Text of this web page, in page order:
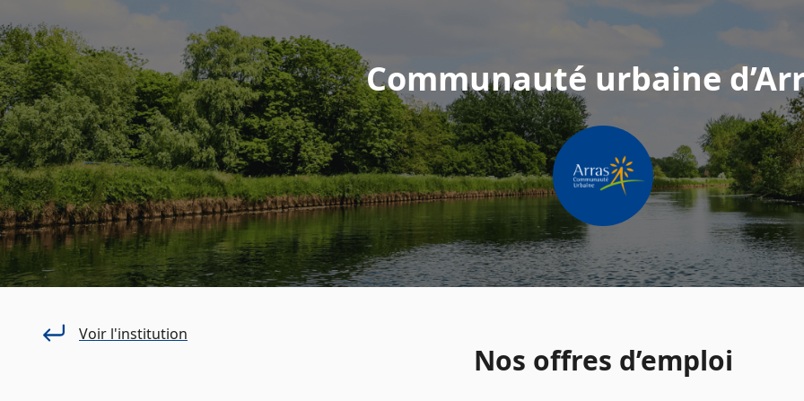
Communauté urbaine
Voir l'institution
Nos offres d’emploi